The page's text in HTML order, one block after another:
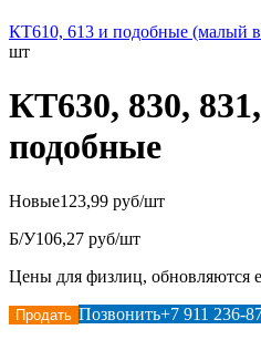
КТ610, 613 и подобные (малый
шт
КТ630, 830,
подобные
Новые123,99 руб/шт
Б/У106,27 руб/шт
Цены для физлиц, обновляются
Продать Позвонить+7 911 236-